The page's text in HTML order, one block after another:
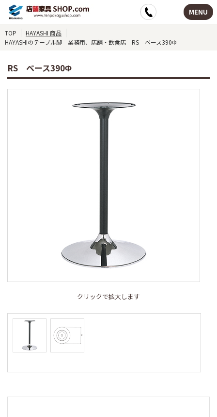
MENU
TOP
HAYASHI 商品
HAYASHIのテーブル脚 業務用、店舗・飲食店 RS ベース390Φ
RS ベース390Φ
クリックで拡大します